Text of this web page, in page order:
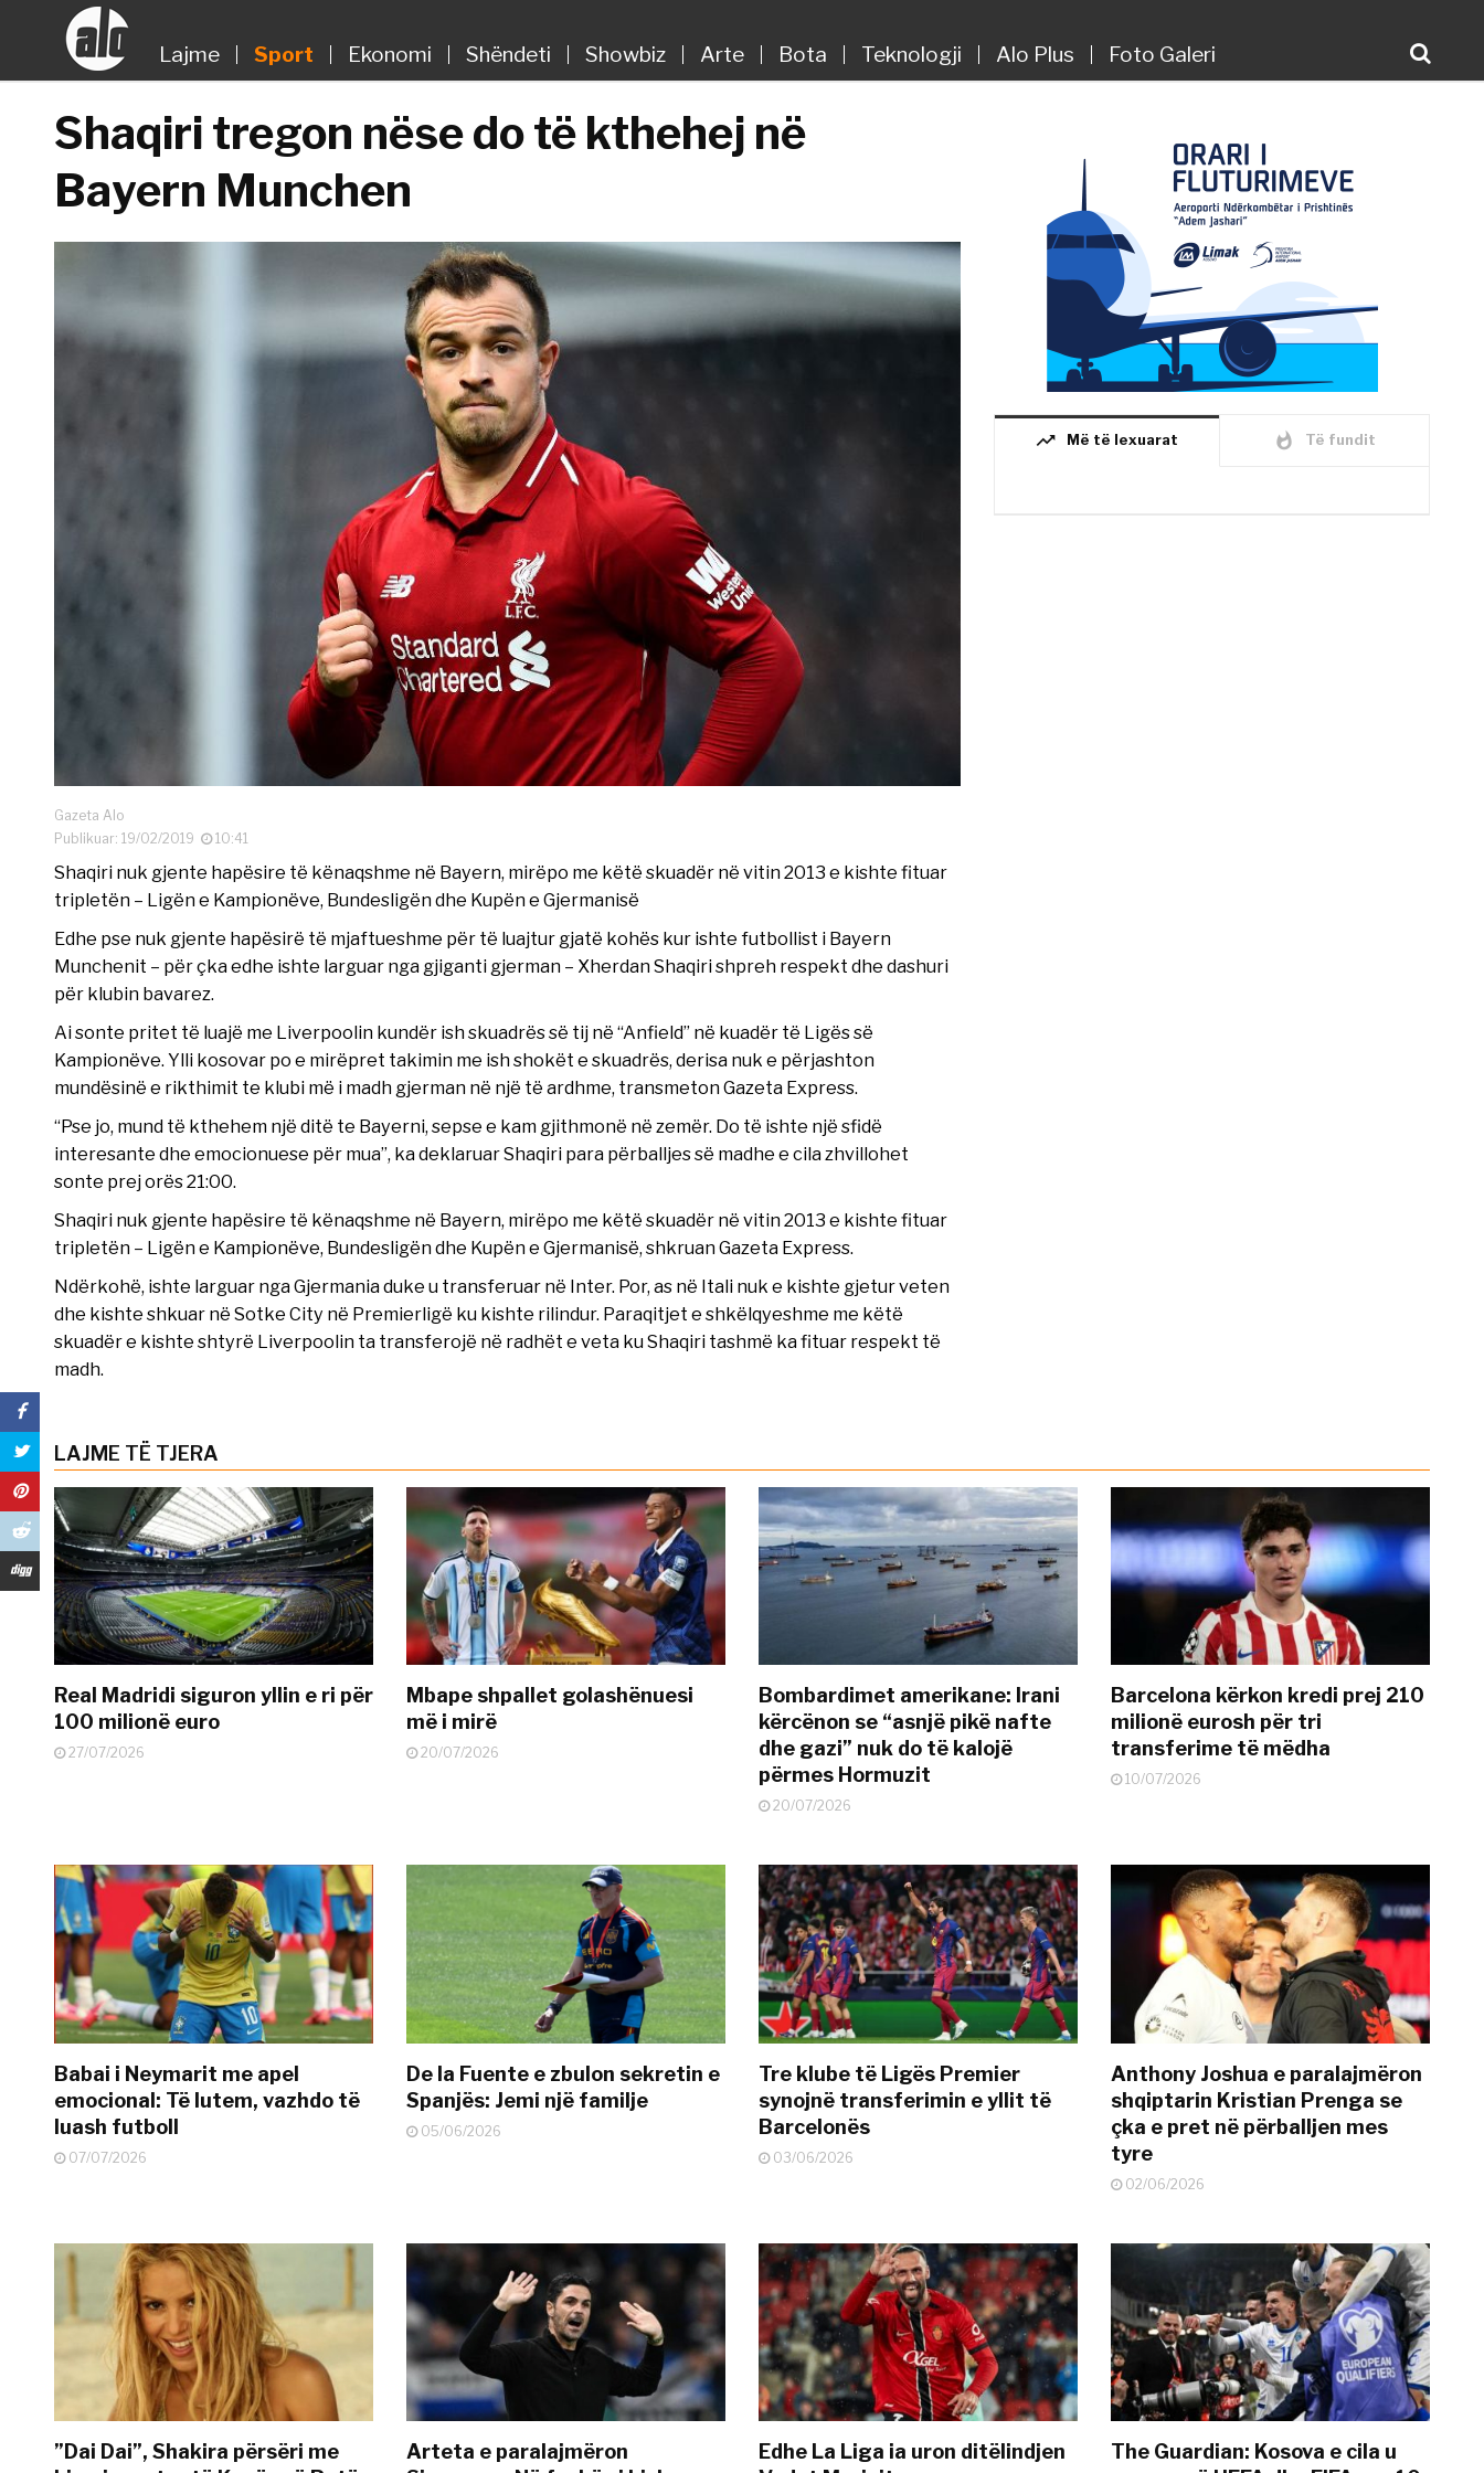
Lajme Sport Ekonomi Shëndeti Showbiz Arte Bota Teknologji Alo Plus Foto Galeri
Shaqiri tregon nëse do të kthehej në
Bayern Munchen
Gazeta Alo
Publikuar: 19/02/2019
10:41
Shaqiri nuk gjente hapësire të kënaqshme në Bayern, mirëpo me këtë skuadër në vitin 2013 e kishte fituar
tripletën – Ligën e Kampionëve, Bundesligën dhe Kupën e Gjermanisë
Edhe pse nuk gjente hapësirë të mjaftueshme për të luajtur gjatë kohës kur ishte futbollist i Bayern
Munchenit – për çka edhe ishte larguar nga gjiganti gjerman – Xherdan Shaqiri shpreh respekt dhe dashuri
për klubin bavarez.
Ai sonte pritet të luajë me Liverpoolin kundër ish skuadrës së tij në “Anfield” në kuadër të Ligës së
Kampionëve. Ylli kosovar po e mirëpret takimin me ish shokët e skuadrës, derisa nuk e përjashton
mundësinë e rikthimit te klubi më i madh gjerman në një të ardhme, transmeton Gazeta Express.
“Pse jo, mund të kthehem një ditë te Bayerni, sepse e kam gjithmonë në zemër. Do të ishte një sfidë
interesante dhe emocionuese për mua”, ka deklaruar Shaqiri para përballjes së madhe e cila zhvillohet
sonte prej orës 21:00.
Shaqiri nuk gjente hapësire të kënaqshme në Bayern, mirëpo me këtë skuadër në vitin 2013 e kishte fituar
tripletën – Ligën e Kampionëve, Bundesligën dhe Kupën e Gjermanisë, shkruan Gazeta Express.
Ndërkohë, ishte larguar nga Gjermania duke u transferuar në Inter. Por, as në Itali nuk e kishte gjetur veten
dhe kishte shkuar në Sotke City në Premierligë ku kishte rilindur. Paraqitjet e shkëlqyeshme me këtë
skuadër e kishte shtyrë Liverpoolin ta transferojë në radhët e veta ku Shaqiri tashmë ka fituar respekt të
madh.
trending_up Më të lexuarat whatshot Të fundit
LAJME TË TJERA
Real Madridi siguron yllin e ri për
100 milionë euro
27/07/2026
Mbape shpallet golashënuesi
më i mirë
20/07/2026
Bombardimet amerikane: Irani
kërcënon se “asnjë pikë nafte
dhe gazi” nuk do të kalojë
përmes Hormuzit
20/07/2026
Barcelona kërkon kredi prej 210
milionë eurosh për tri
transferime të mëdha
10/07/2026
Babai i Neymarit me apel
emocional: Të lutem, vazhdo të
luash futboll
07/07/2026
De la Fuente e zbulon sekretin e
Spanjës: Jemi një familje
05/06/2026
Tre klube të Ligës Premier
synojnë transferimin e yllit të
Barcelonës
03/06/2026
Anthony Joshua e paralajmëron
shqiptarin Kristian Prenga se
çka e pret në përballjen mes
tyre
02/06/2026
”Dai Dai”, Shakira përsëri me
Arteta e paralajmëron
Edhe La Liga ia uron ditëlindjen
The Guardian: Kosova e cila u